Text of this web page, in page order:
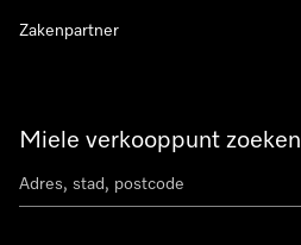
Miele verkooppunt zoeken
Zakenpartner